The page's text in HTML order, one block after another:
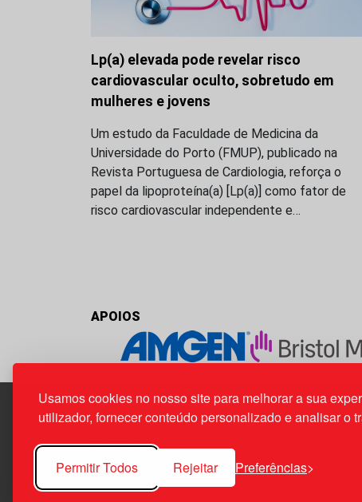
Usamos cookies no nosso site para melhorar a sua
utilizador, fornecer conteúdo personalizado e analisar o
Permitir Todos Rejeitar Preferências
Lp(a) elevada pode revelar risco
cardiovascular oculto, sobretudo em
mulheres e jovens
Um estudo da Faculdade de Medicina da
Universidade do Porto (FMUP), publicado na
Revista Portuguesa de Cardiologia, reforça o
papel da lipoproteína(a) [Lp(a)] como fator de
risco cardiovascular independente e…
APOIOS
1800-282 Lisboa | Portugal
21 850 40 65